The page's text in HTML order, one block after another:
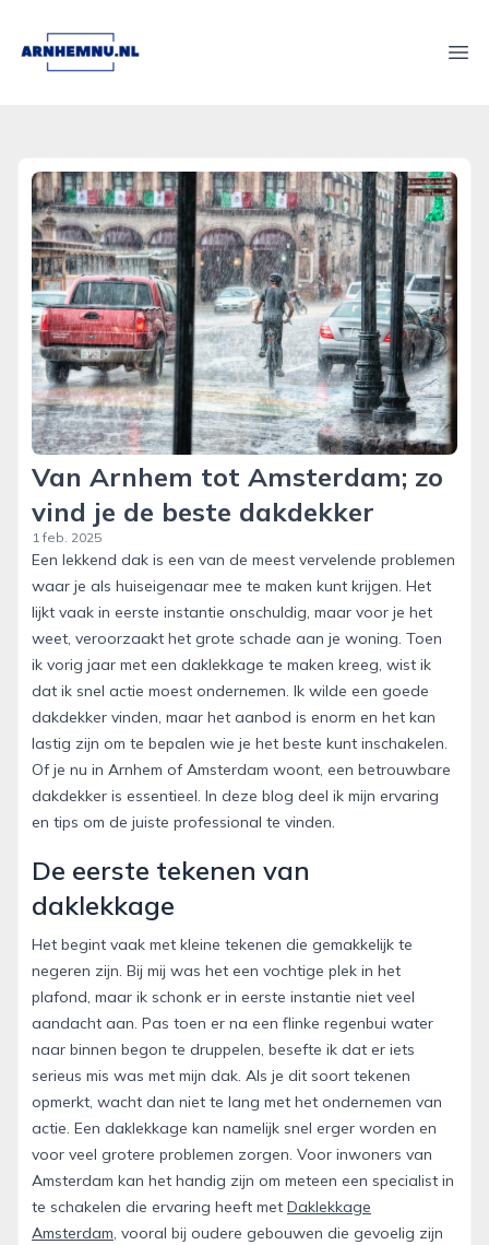
arnhemnu.nl
Van Arnhem tot Amsterdam; zo
vind je de beste dakdekker
1 feb. 2025
Een lekkend dak is een van de meest vervelende problemen
waar je als huiseigenaar mee te maken kunt krijgen. Het
lijkt vaak in eerste instantie onschuldig, maar voor je het
weet, veroorzaakt het grote schade aan je woning. Toen
ik vorig jaar met een daklekkage te maken kreeg, wist ik
dat ik snel actie moest ondernemen. Ik wilde een goede
dakdekker vinden, maar het aanbod is enorm en het kan
lastig zijn om te bepalen wie je het beste kunt inschakelen.
Of je nu in Arnhem of Amsterdam woont, een betrouwbare
dakdekker is essentieel. In deze blog deel ik mijn ervaring
en tips om de juiste professional te vinden.
De eerste tekenen van
daklekkage
Het begint vaak met kleine tekenen die gemakkelijk te
negeren zijn. Bij mij was het een vochtige plek in het
plafond, maar ik schonk er in eerste instantie niet veel
aandacht aan. Pas toen er na een flinke regenbui water
naar binnen begon te druppelen, besefte ik dat er iets
serieus mis was met mijn dak. Als je dit soort tekenen
opmerkt, wacht dan niet te lang met het ondernemen van
actie. Een daklekkage kan namelijk snel erger worden en
voor veel grotere problemen zorgen. Voor inwoners van
Amsterdam kan het handig zijn om meteen een specialist in
te schakelen die ervaring heeft met Daklekkage
Amsterdam, vooral bij oudere gebouwen die gevoelig zijn